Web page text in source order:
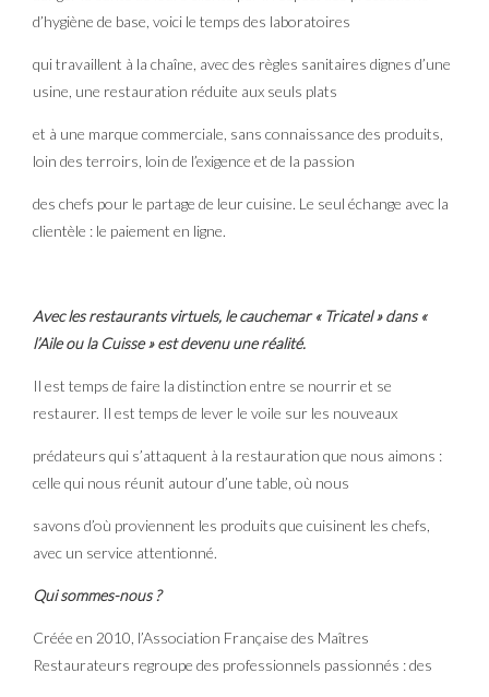
d’hygiène de base, voici le temps des laboratoires
qui travaillent à la chaîne, avec des règles sanitaires dignes d’une
usine, une restauration réduite aux seuls plats
et à une marque commerciale, sans connaissance des produits,
loin des terroirs, loin de l’exigence et de la passion
des chefs pour le partage de leur cuisine. Le seul échange avec la
clientèle : le paiement en ligne.
Avec les restaurants virtuels, le cauchemar « Tricatel » dans «
l’Aile ou la Cuisse » est devenu une réalité.
Il est temps de faire la distinction entre se nourrir et se
restaurer. Il est temps de lever le voile sur les nouveaux
prédateurs qui s’attaquent à la restauration que nous aimons :
celle qui nous réunit autour d’une table, où nous
savons d’où proviennent les produits que cuisinent les chefs,
avec un service attentionné.
Qui sommes-nous ?
Créée en 2010, l’Association Française des Maîtres
Restaurateurs regroupe des professionnels passionnés : des